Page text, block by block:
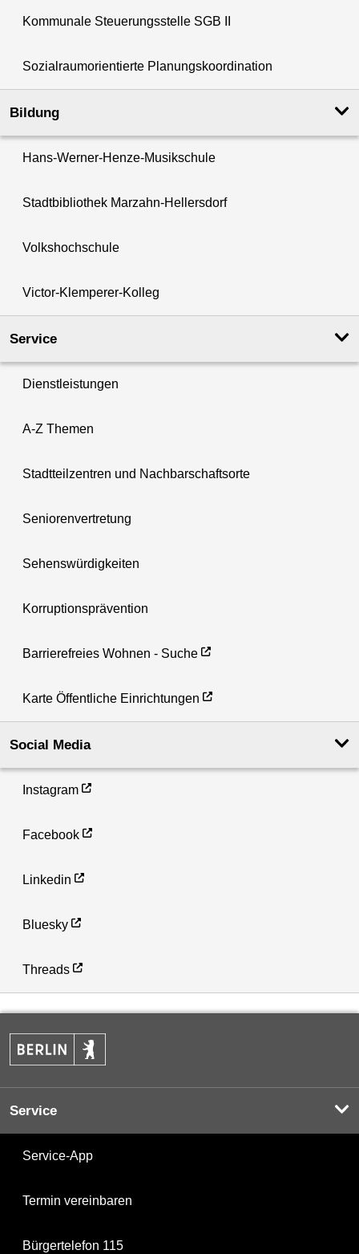
Kommunale Steuerungsstelle SGB II
Sozialraumorientierte Planungskoordination
Bildung
Hans-Werner-Henze-Musikschule
Stadtbibliothek Marzahn-Hellersdorf
Volkshochschule
Victor-Klemperer-Kolleg
Service
Dienstleistungen
A-Z Themen
Stadtteilzentren und Nachbarschaftsorte
Seniorenvertretung
Sehenswürdigkeiten
Korruptionsprävention
Barrierefreies Wohnen - Suche
Karte Öffentliche Einrichtungen
Social Media
Instagram
Facebook
Linkedin
Bluesky
Threads
Service
Service-App
Termin vereinbaren
Bürgertelefon 115